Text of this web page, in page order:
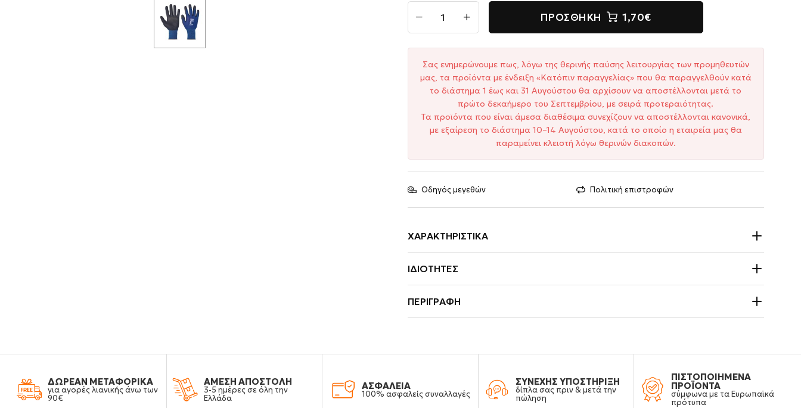
ΠΡΟΣΘΉΚΗ 1,70€
Σας ενημερώνουμε πως, λόγω της θερινής παύσης λειτουργίας των προμηθευτών
μας, τα προϊόντα με ένδειξη «Κατόπιν παραγγελίας» που θα παραγγελθούν κατά
το διάστημα 1 έως και 31 Αυγούστου θα αρχίσουν να αποστέλλονται μετά το
πρώτο δεκαήμερο του Σεπτεμβρίου, με σειρά προτεραιότητας.
Τα προϊόντα που είναι άμεσα διαθέσιμα συνεχίζουν να αποστέλλονται κανονικά,
με εξαίρεση το διάστημα 10–14 Αυγούστου, κατά το οποίο η εταιρεία μας θα
παραμείνει κλειστή λόγω θερινών διακοπών.
Οδηγός μεγεθών Πολιτική επιστροφών
ΧΑΡΑΚΤΗΡΙΣΤΙΚΆ
ΙΔΙΌΤΗΤΕΣ
ΠΕΡΙΓΡΑΦΉ
ΔΩΡΕΑΝ ΜΕΤΑΦΟΡΙΚΑ
για αγορές λιανικής άνω των
90€
ΑΜΕΣΗ ΑΠΟΣΤΟΛΗ
3-5 ημέρες σε όλη την
Ελλάδα
ΑΣΦΑΛΕΙΑ
100% ασφαλείς συναλλαγές
ΣΥΝΕΧΗΣ ΥΠΟΣΤΗΡΙΞΗ
δίπλα σας πριν & μετά την
πώληση
ΠΙΣΤΟΠΟΙΗΜΕΝΑ
ΠΡΟΪΟΝΤΑ
σύμφωνα με τα Ευρωπαϊκά
πρότυπα